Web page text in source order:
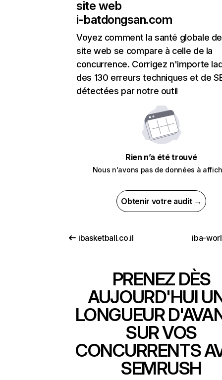
site web
i-batdongsan.com
Voyez comment la santé globale
site web se compare à celle de la
concurrence. Corrigez n'importe
des 130 erreurs techniques et de
détectées par notre outil
Rien n’a été trouvé
Nous n'avons pas de données à
Obtenir votre audit →
ibasketball.co.il iba-
PRENEZ DÈS
AUJOURD'HUI
LONGUEUR
SUR VOS
CONCURRENTS
SEMRUSH